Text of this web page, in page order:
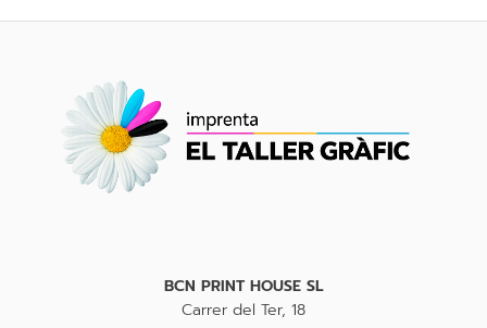
BCN PRINT HOUSE SL
Carrer del Ter, 18